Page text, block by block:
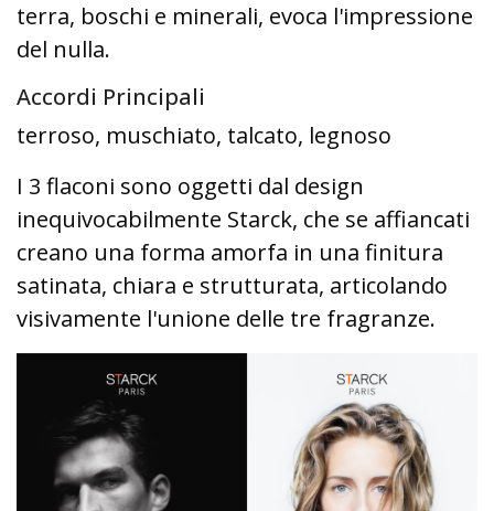
terra, boschi e minerali, evoca l'impressione
del nulla.
Accordi Principali
terroso, muschiato, talcato, legnoso
I 3 flaconi sono oggetti dal design
inequivocabilmente Starck, che se affiancati
creano una forma amorfa in una finitura
satinata, chiara e strutturata, articolando
visivamente l'unione delle tre fragranze.